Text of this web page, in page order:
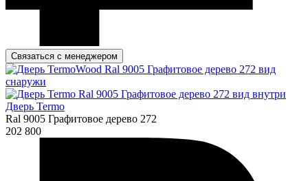
Связаться с менеджером
Дверь Termo
Ral 9005 Графитовое дерево 272
202 800